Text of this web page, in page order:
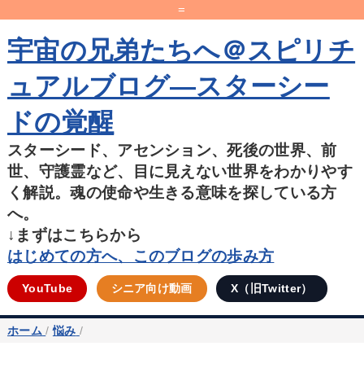
=
宇宙の兄弟たちへ＠スピリチ
ュアルブログ―スターシー
ドの覚醒
スターシード、アセンション、死後の世界、前
世、守護霊など、目に見えない世界をわかりやす
く解説。魂の使命や生きる意味を探している方
へ。
↓まずはこちらから
はじめての方へ、このブログの歩み方
YouTube シニア向け動画 X（旧Twitter）
ホーム /悩み /